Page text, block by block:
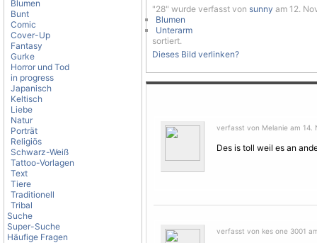
Blumen
Bunt
Comic
Cover-Up
Fantasy
Gurke
Horror und Tod
in progress
Japanisch
Keltisch
Liebe
Natur
Porträt
Religiös
Schwarz-Weiß
Tattoo-Vorlagen
Text
Tiere
Traditionell
Tribal
Suche
Super-Suche
Häufige Fragen
"28" wurde verfasst von sunny am 12.
Blumen
Unterarm
sortiert.
Dieses Bild verlinken?
verfasst von Melanie am 14.
Des is toll weil es an
verfasst von kes one 3001